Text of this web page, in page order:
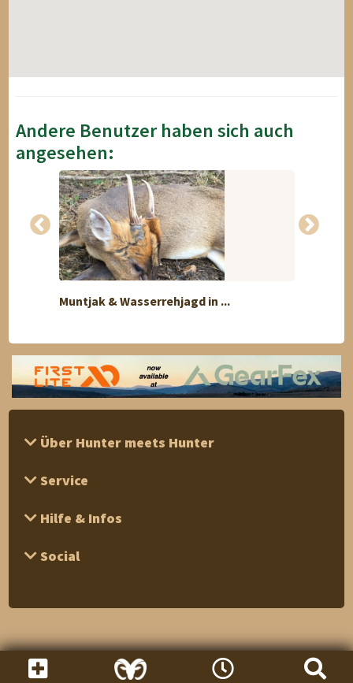
Andere Benutzer haben sich auch
angesehen:
Muntjak & Wasserrehjagd in ...
Über Hunter meets Hunter
Service
Hilfe & Infos
Social